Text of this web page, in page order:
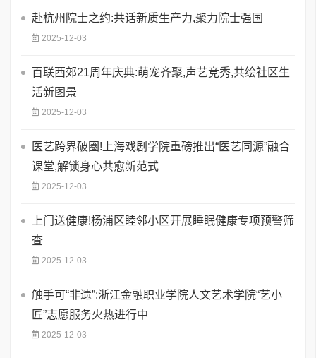
赴杭州院士之约:共话新质生产力,聚力院士强国
2025-12-03
百联西郊21周年庆典:萌宠齐聚,声艺竞秀,共绘社区生
活新图景
2025-12-03
医艺跨界破圈!上海戏剧学院重磅推出“医艺同源”融合
课堂,解锁身心共愈新范式
2025-12-03
上门送健康!杨浦区睦邻小区开展睡眠健康专项预警筛
查
2025-12-03
触手可“非遗”:浙江金融职业学院人文艺术学院“艺小
匠”志愿服务火热进行中
2025-12-03